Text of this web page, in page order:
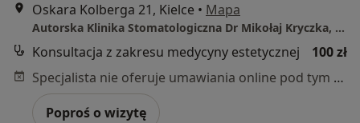
Oskara Kolberga 21, Kielce • Mapa
Autorska Klinika Stomatologiczna Dr Mikołaj Kryczka, Botox Clinic Kielce
Konsultacja z zakresu medycyny estetycznej
100 zł
Specjalista nie oferuje umawiania online pod tym adresem.
Poproś o wizytę